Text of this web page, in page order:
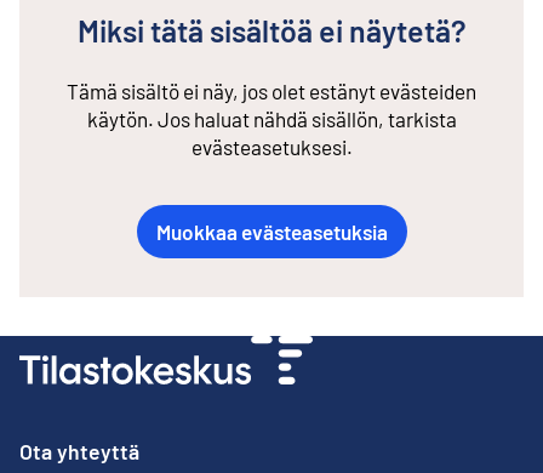
Miksi tätä sisältöä ei näytetä?
Tämä sisältö ei näy, jos olet estänyt evästeiden
käytön. Jos haluat nähdä sisällön, tarkista
evästeasetuksesi.
Muokkaa evästeasetuksia
Ota yhteyttä